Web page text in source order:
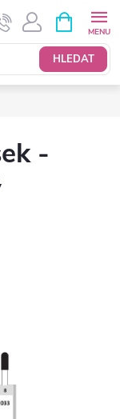
HLEDAT
NÁKUPNÍ
KOŠÍK
-